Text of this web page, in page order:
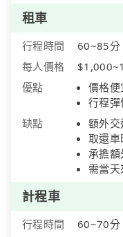
租車
行程時間
60~85分
每人價格
優點
價格便
行程彈
缺點
額外交
取還車
承擔
需當
計程車
行程時間
60~70分